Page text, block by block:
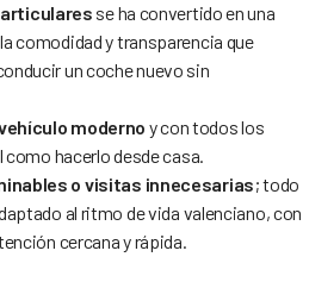
se ha convertido en una
comodidad y transparencia que
un coche nuevo sin
moderno y con todos los
hacerlo desde casa.
o visitas innecesarias; todo
al ritmo de vida valenciano, con
cercana y rápida.